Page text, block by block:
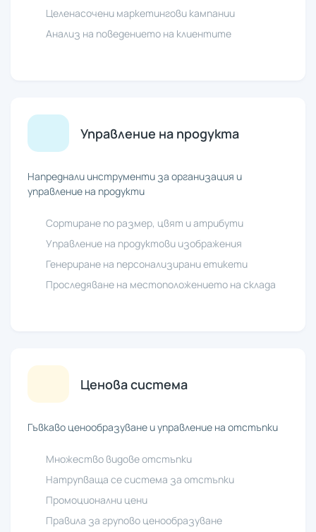
Целенасочени маркетингови кампании
Анализ на поведението на клиентите
Управление на продукта
Напреднали инструменти за организация и
управление на продукти
Сортиране по размер, цвят и атрибути
Управление на продуктови изображения
Генериране на персонализирани етикети
Проследяване на местоположението на склада
Ценова система
Гъвкаво ценообразуване и управление на отстъпки
Множество видове отстъпки
Натрупваща се система за отстъпки
Промоционални цени
Правила за групово ценообразуване